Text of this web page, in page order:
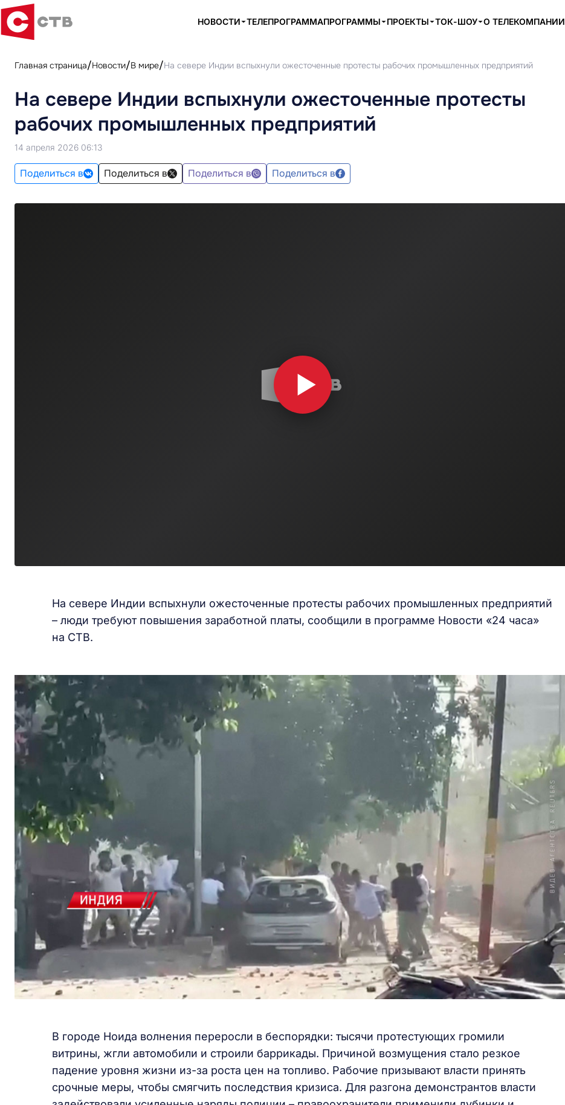
НОВОСТИ ТЕЛЕПРОГРАММАПРОГРАММЫ ПРОЕКТЫ ТОК-ШОУ О ТЕЛЕКОМПАНИИ
Главная страница Новости В мире На севере Индии вспыхнули ожесточенные протесты рабочих промышленных предприятий
На севере Индии вспыхнули ожесточенные протесты
рабочих промышленных предприятий
14 апреля 2026 06:13
Поделиться в Поделиться в Поделиться в Поделиться в
На севере Индии вспыхнули ожесточенные протесты рабочих промышленных предприятий
– люди требуют повышения заработной платы, сообщили в программе Новости «24 часа»
на СТВ.
В городе Ноида волнения переросли в беспорядки: тысячи протестующих громили
витрины, жгли автомобили и строили баррикады. Причиной возмущения стало резкое
падение уровня жизни из-за роста цен на топливо. Рабочие призывают власти принять
срочные меры, чтобы смягчить последствия кризиса. Для разгона демонстрантов власти